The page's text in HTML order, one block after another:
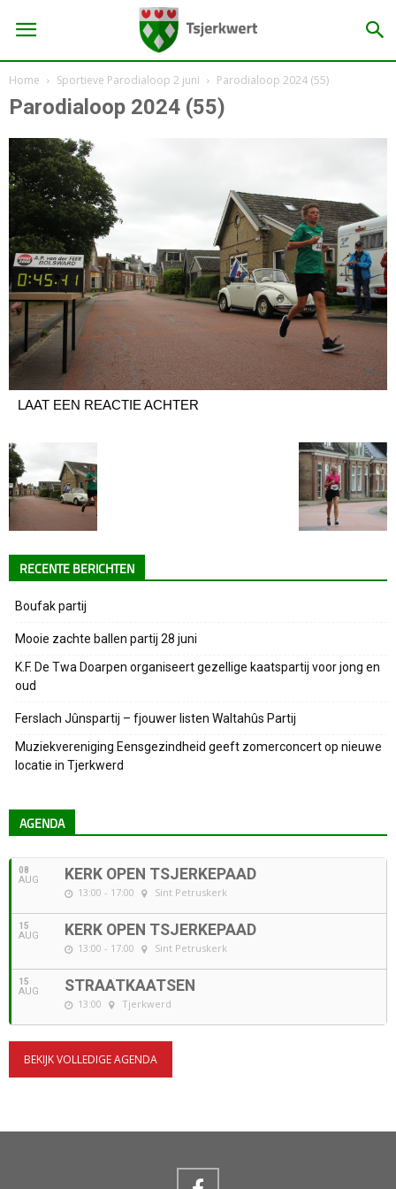
Home Sportieve Parodialoop 2 juni Parodialoop 2024 (55)
Parodialoop 2024 (55)
LAAT EEN REACTIE ACHTER
RECENTE BERICHTEN
Boufak partij
Mooie zachte ballen partij 28 juni
K.F. De Twa Doarpen organiseert gezellige kaatspartij voor jong en
oud
Ferslach Jûnspartij – fjouwer listen Waltahûs Partij
Muziekvereniging Eensgezindheid geeft zomerconcert op nieuwe
locatie in Tjerkwerd
AGENDA
08
AUG KERK OPEN TSJERKEPAAD
13:00 - 17:00 Sint Petruskerk
15
AUG KERK OPEN TSJERKEPAAD
13:00 - 17:00 Sint Petruskerk
15
AUG STRAATKAATSEN
13:00 Tjerkwerd
BEKIJK VOLLEDIGE AGENDA